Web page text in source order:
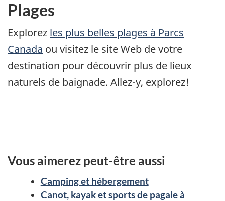
Plages
Explorez les plus belles plages à Parcs
Canada ou visitez le site Web de votre
destination pour découvrir plus de lieux
naturels de baignade. Allez-y, explorez!
Vous aimerez peut-être aussi
Camping et hébergement
Canot, kayak et sports de pagaie à